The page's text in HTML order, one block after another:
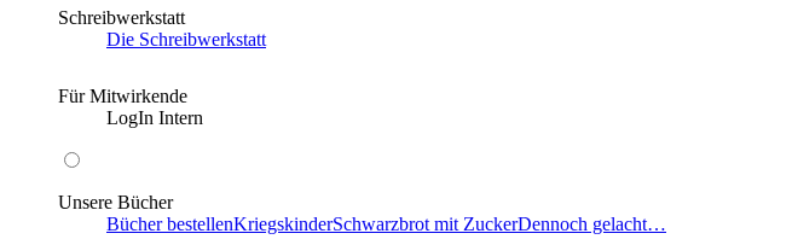
Schreibwerkstatt
Die Schreibwerkstatt
Für Mitwirkende
LogIn Intern
Unsere Bücher
Bücher bestellenKriegskinderSchwarzbrot mit ZuckerDennoch gelacht…